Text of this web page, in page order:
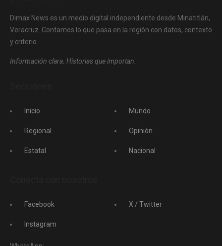
Dimax News es un medio digital independiente desde Minatitlán,
Veracruz. Contamos lo que pasa en la región con datos, contexto
y criterio.
Información clara. Historias que importan.
Inicio
Regional
Estatal
Mundo
Opinión
Nacional
Facebook
Instagram
X / Twitter